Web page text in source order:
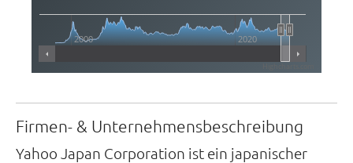
2000 2020
Firmen- & Unternehmensbeschreibung
Yahoo Japan Corporation ist ein japanischer